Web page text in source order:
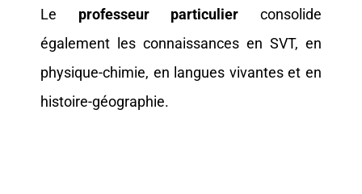
Le professeur particulier consolide
également les connaissances en SVT, en
physique-chimie, en langues vivantes et en
histoire-géographie.